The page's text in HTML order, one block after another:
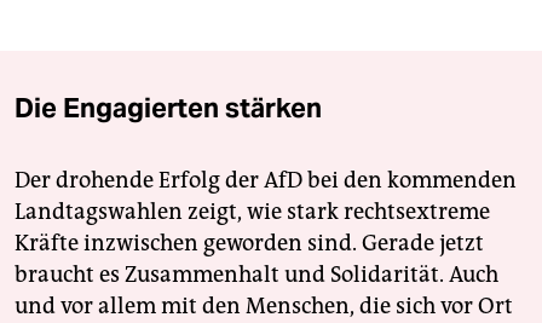
Die Engagierten stärken
Der drohende Erfolg der AfD bei den kommenden
Landtagswahlen zeigt, wie stark rechtsextreme
Kräfte inzwischen geworden sind. Gerade jetzt
braucht es Zusammenhalt und Solidarität. Auch
und vor allem mit den Menschen, die sich vor Ort